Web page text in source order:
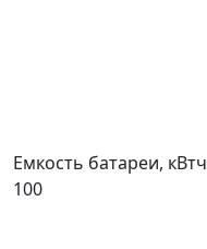
Емкость батареи, кВтч
100